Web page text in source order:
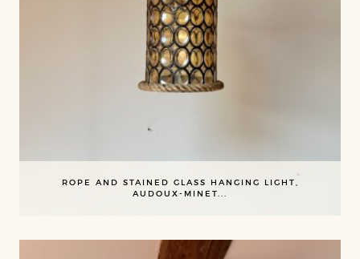
ROPE AND STAINED GLASS HANGING LIGHT,
AUDOUX-MINET...